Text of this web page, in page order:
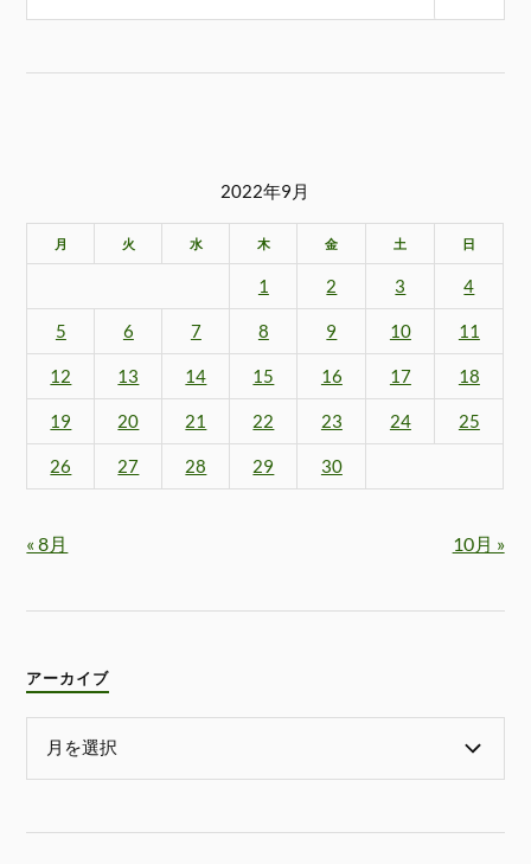
2022年9月
月 火 水 木 金 土 日
1 2 3 4
5 6 7 8 9 10 11
12 13 14 15 16 17 18
19 20 21 22 23 24 25
26 27 28 29 30
« 8月 10月 »
アーカイブ